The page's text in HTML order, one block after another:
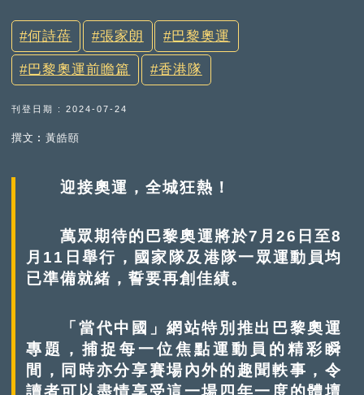
何詩蓓 張家朗 巴黎奧運
巴黎奧運前瞻篇 香港隊
刊登日期 : 2024-07-24
撰文︰黃皓頤
迎接奧運，全城狂熱！
萬眾期待的巴黎奧運將於7月26日至8
月11日舉行，國家隊及港隊一眾運動員均
已準備就緒，誓要再創佳績。
「當代中國」網站特別推出巴黎奧運
專題，捕捉每一位焦點運動員的精彩瞬
間，同時亦分享賽場內外的趣聞軼事，令
讀者可以盡情享受這一場四年一度的體壇